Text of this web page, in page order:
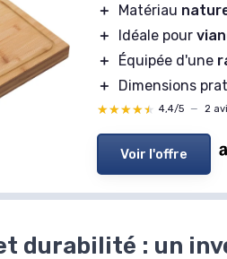
＋ Matériau
＋
Idéale pour
＋
Équipée d'une
＋
Dimensions
★★★★★
★★★★★ 4,4/5 — 2
Voir l'offre
durabilité : un